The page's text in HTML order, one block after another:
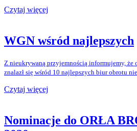
Czytaj więcej
WGN wśród najlepszych
Z nieukrywaną przyjemnością informujemy, że
znalazł się wśród 10 najlepszych biur obrotu
Czytaj więcej
Nominacje do ORŁA